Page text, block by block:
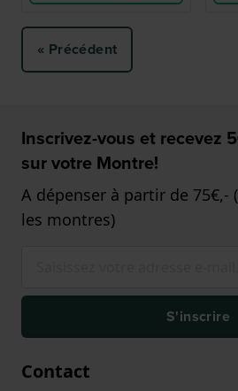
« Précédent
Inscrivez-vous et recevez
sur votre Montre!
A dépenser à partir de
les montres)
S'inscrire
Contact